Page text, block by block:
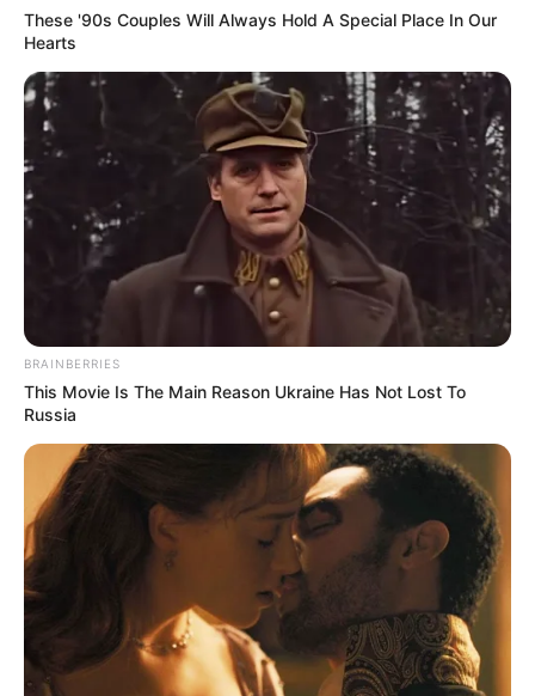
These '90s Couples Will Always Hold A Special Place In Our
Hearts
BRAINBERRIES
This Movie Is The Main Reason Ukraine Has Not Lost To
Russia